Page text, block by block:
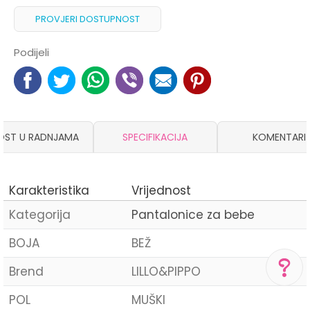
PROVJERI DOSTUPNOST
Podijeli
U RADNJAMA SPECIFIKACIJA KOMENTARI
Karakteristika
Vrijednost
Kategorija
Pantalonice za bebe
BOJA
BEŽ
Brend
LILLO&PIPPO
POL
MUŠKI